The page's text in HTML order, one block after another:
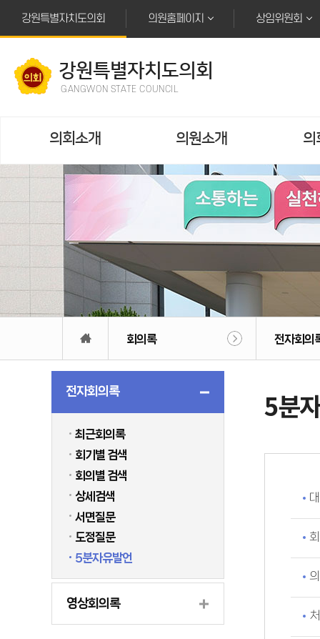
강원특별자치도의회
의원홈페이지 상임위원회
강원특별자치도의회
GANGWON STATE COUNCIL
의회소개 의원소개 의
회의록 전자회의
전자회의록
최근회의록
회기별 검색
회의별 검색
상세검색
서면질문
도정질문
5분자유발언
영상회의록
5분